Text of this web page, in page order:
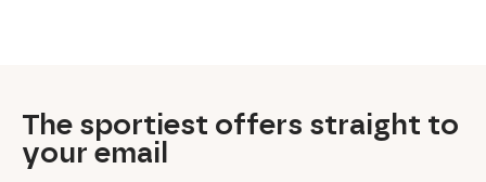
The sportiest offers straight to
your email